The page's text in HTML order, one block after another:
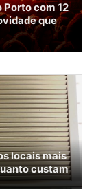
Porto com 12
que
locais mais
custam